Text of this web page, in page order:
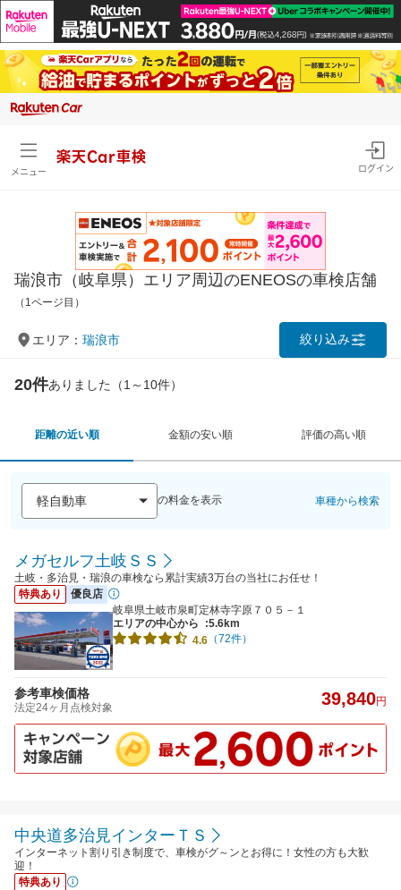
メニュー
楽天Car車検
ログイン
瑞浪市（岐阜県）エリア周辺のENEOSの車検店舗
（1ページ目）
エリア： 瑞浪市 絞り込み
20件ありました（1～10件）
距離の近い順 金額の安い順 評価の高い順
の料金を表示 車種から検索
メガセルフ土岐ＳＳ
土岐・多治見・瑞浪の車検なら累計実績3万台の当社にお任せ！
特典あり
優良店
岐阜県土岐市泉町定林寺字原７０５－１
エリアの中心から
:5.6km
4.6 （72件）
参考車検価格
法定24ヶ月点検対象 39,840円
中央道多治見インターＴＳ
インターネット割り引き制度で、車検がグ～ンとお得に！女性の方も大歓
迎！
特典あり